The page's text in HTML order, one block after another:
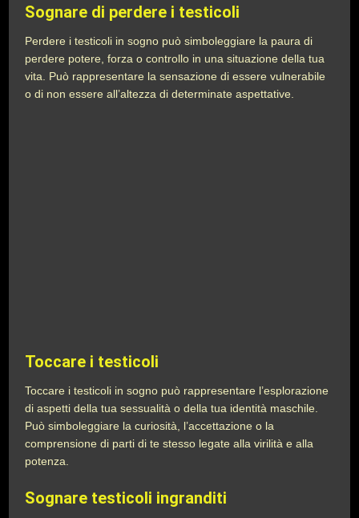
Sognare di perdere i testicoli
Perdere i testicoli in sogno può simboleggiare la paura di
perdere potere, forza o controllo in una situazione della tua
vita. Può rappresentare la sensazione di essere vulnerabile
o di non essere all’altezza di determinate aspettative.
Toccare i testicoli
Toccare i testicoli in sogno può rappresentare l’esplorazione
di aspetti della tua sessualità o della tua identità maschile.
Può simboleggiare la curiosità, l’accettazione o la
comprensione di parti di te stesso legate alla virilità e alla
potenza.
Sognare testicoli ingranditi